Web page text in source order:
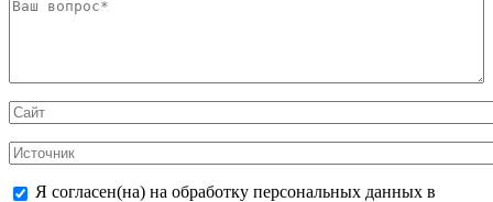
Я согласен(на) на обработку персональных данных в